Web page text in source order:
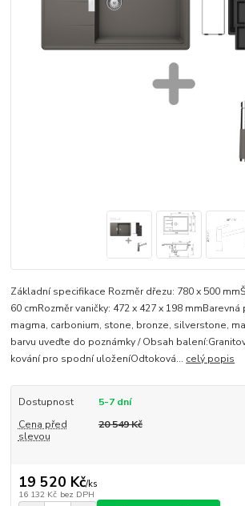
Základní specifikace Rozměr dřezu: 780 x 500
60 cmRozměr vaničky: 472 x 427 x 198
magma, carbonium, stone, bronze, silverstone,
barvu uveďte do poznámky / Obsah
kování pro spodní uloženíOdtoková... celý popis
Dostupnost
5-7 dní
Cena před
slevou
20 549 Kč
19 520 Kč/ks
16 132 Kč bez DPH